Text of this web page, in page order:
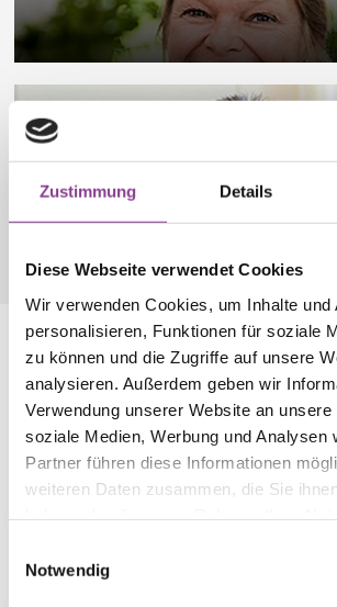
Zustimmung Details
Diese Webseite verwendet Cookies
Wir verwenden Cookies, um Inhalte und
personalisieren, Funktionen für soziale
zu können und die Zugriffe auf unsere
analysieren. Außerdem geben wir
Verwendung unserer Website an
soziale Medien, Werbung und Analysen
Partner führen diese Informationen
weiteren Daten zusammen, die Sie
Notwendig
Zentren
Darmkrebszentrum